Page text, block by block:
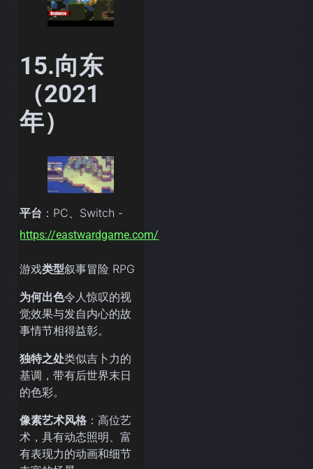
15.向东
（2021
年）
平台 ：PC、Switch -
https://eastwardgame.com/
游戏类型叙事冒险 RPG
为何出色令人惊叹的视
觉效果与发自内心的故
事情节相得益彰。
独特之处类似吉卜力的
基调，带有后世界末日
的色彩。
像素艺术风格 ：高位艺
术，具有动态照明、富
有表现力的动画和细节